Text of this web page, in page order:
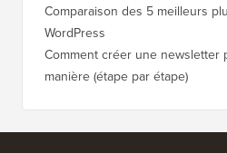
Comparaison des 5 meilleurs
WordPress
Comment créer une newsletter
manière (étape par étape)